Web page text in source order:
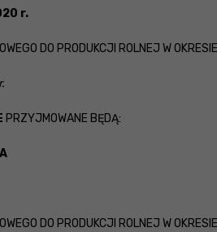
r.
DO PRODUKCJI ROLNEJ W
PRZYJMOWANE BĘDĄ:
DO PRODUKCJI ROLNEJ W